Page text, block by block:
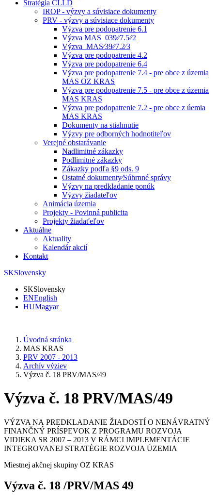
Stratégia CLLD
IROP - výzvy a súvisiace dokumenty
PRV - výzvy a súvisiace dokumenty
Výzva pre podopatrenie 6.1
Výzva MAS_039⁄⁄7.5⁄⁄2
Výzva_MAS⁄39⁄⁄7.2⁄3
Výzva pre podopatrenie 4.2
Výzva pre podopatrenie 6.4
Výzva pre podopatrenie 7.4 - pre obce z územia
MAS OZ KRAS
Výzva pre podopatrenie 7.5 - pre obce z územia
MAS KRAS
Výzva pre podopatrenie 7.2 - pre obce z úemia
MAS KRAS
Dokumenty na stiahnutie
Výzvy pre odborných hodnotiteľov
Verejné obstarávanie
Nadlimitné zákazky
Podlimitné zákazky
Zákazky podľa §9 ods. 9
Ostatné dokumenty⁄Súhrnné správy
Výzvy na predkladanie ponúk
Výzvy žiadateľov
Animácia územia
Projekty - Povinná publicita
Projekty žiadaťeľov
Aktuálne
Aktuality
Kalendár akcií
Kontakt
SKSlovensky
SKSlovensky
ENEnglish
HUMagyar
Úvodná stránka
MAS KRAS
PRV 2007 - 2013
Archív výziev
Výzva č. 18 PRV/MAS/49
Výzva č. 18 PRV/MAS/49
VÝZVA NA PREDKLADANIE ŽIADOSTÍ O NENÁVRATNÝ
FINANČNÝ PRÍSPEVOK Z PROGRAMU ROZVOJA
VIDIEKA SR 2007 – 2013 V RÁMCI IMPLEMENTÁCIE
INTEGROVANEJ STRATÉGIE ROZVOJA ÚZEMIA
Miestnej akčnej skupiny OZ KRAS
Výzva č. 18 /PRV/MAS 49